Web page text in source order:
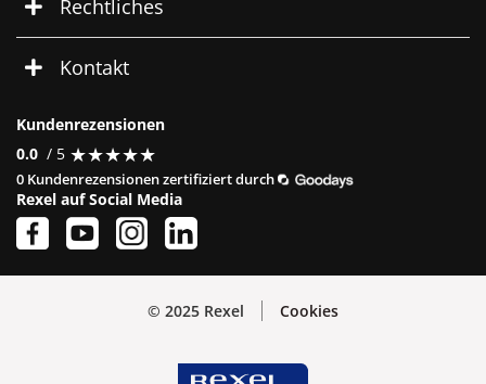
Rechtliches
Kontakt
Kundenrezensionen
0.0 / 5 ★★★★★
★★★★★
0 Kundenrezensionen zertifiziert durch
Rexel auf Social Media
© 2025 Rexel Cookies